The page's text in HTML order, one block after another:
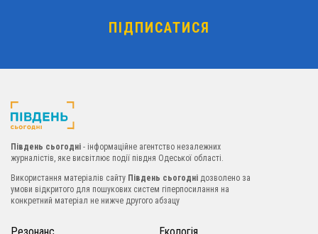
Південь сьогодні - інформаційне агентство незалежних
журналістів, яке висвітлює події півдня Одеської області.
Використання матеріалів сайту Південь сьогодні дозволено за
умови відкритого для пошукових систем гіперпосилання на
конкретний матеріал не нижче другого абзацу
Резонанс Екологія